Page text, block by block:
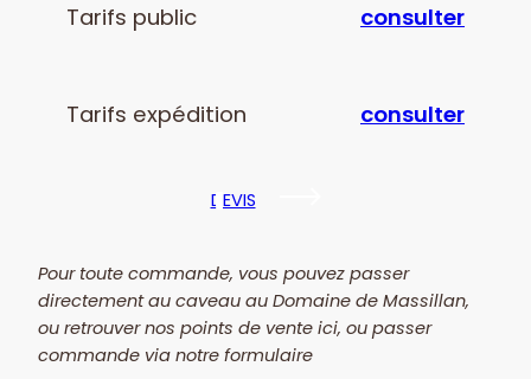
Tarifs public consulter
Tarifs expédition consulter
DEVIS
Pour toute commande, vous pouvez passer
directement au caveau au Domaine de Massillan,
ou retrouver nos points de vente ici, ou passer
commande via notre formulaire